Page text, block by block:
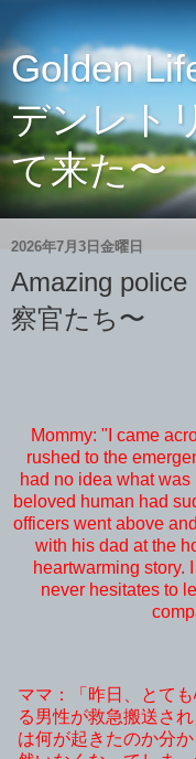
Golden
デンレト
て来た〜
2026年7月3日金曜日
Amazing
察官たち〜
Mommy: " I came
rushed to the
had no idea what
beloved human had
officers went above
with his dad at the
heartwarming story.
never hesitates to
ママ：「 昨日、とて
る男性が救急搬送さ
は何が起きたのか分